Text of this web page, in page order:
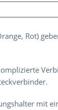
Rot)
mit